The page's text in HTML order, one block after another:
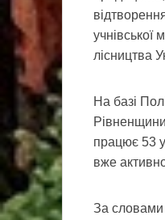
лісництва
На базі
працює 53
вже
За словами